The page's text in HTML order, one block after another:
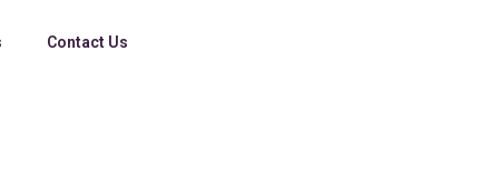
Contact Us